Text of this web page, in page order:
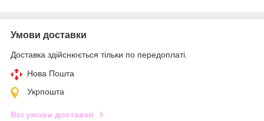
Умови доставки
Доставка здійснюється тільки по передоплаті.
Нова Пошта
Укрпошта
Всі умови доставки